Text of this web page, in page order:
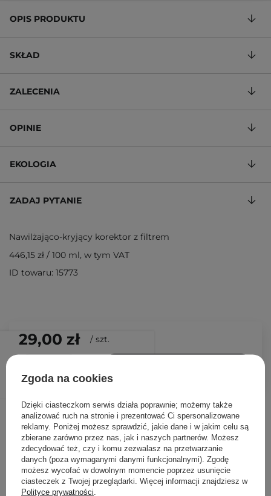
29,00 zł / szt.
OPIS PRODUKTU
SKŁAD
ZALECENIA
OPINIE
EKOLOGIA
ZADAJ PYTANIE
Nawilżająco-kryjący korektor z filtrem
446,15 zł / 100 ml, w tym VAT
ID towaru: 15773
Inni klienci sprawdzali również
Zgoda na cookies
Dzięki ciasteczkom serwis działa poprawnie; możemy także
analizować ruch na stronie i prezentować Ci spersonalizowane
reklamy. Poniżej możesz sprawdzić, jakie dane i w jakim celu są
zbierane zarówno przez nas, jak i naszych partnerów. Możesz
zdecydować też, czy i komu zezwalasz na przetwarzanie
danych (poza wymaganymi danymi funkcjonalnymi). Zgodę
możesz wycofać w dowolnym momencie poprzez usunięcie
ciasteczek z Twojej przeglądarki. Więcej informacji znajdziesz w
Polityce prywatności